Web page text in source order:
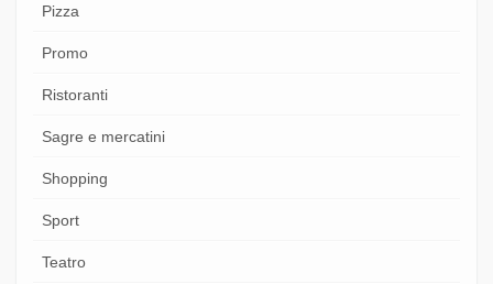
Pizza
Promo
Ristoranti
Sagre e mercatini
Shopping
Sport
Teatro